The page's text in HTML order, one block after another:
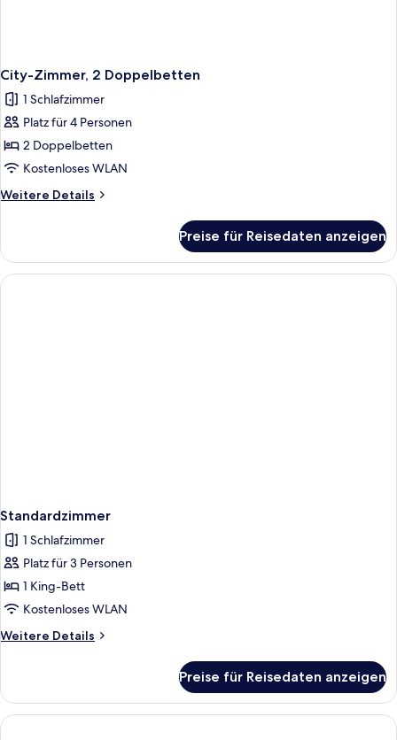
City-Zimmer, 2 Doppelbetten
1 Schlafzimmer
Platz für 4 Personen
2 Doppelbetten
Kostenloses WLAN
Weitere Details
Weitere
Zimmer,
2 Doppelbetten
Preise für Reisedaten anzeigen
Standardzimmer
1 Schlafzimmer
Platz für 3 Personen
1 King-Bett
Kostenloses WLAN
Weitere Details
Weitere
Preise für Reisedaten anzeigen